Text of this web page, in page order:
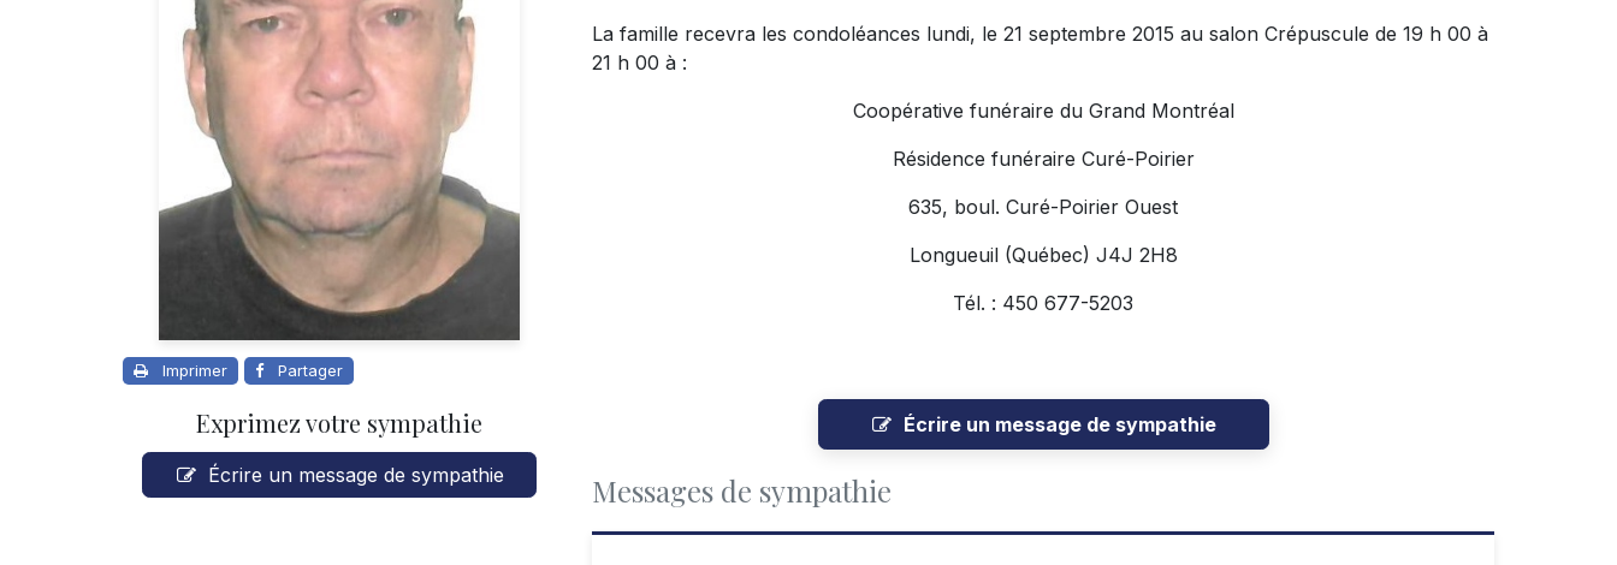
Imprimer Partager
Exprimez votre sympathie
Écrire un message de sympathie
La famille recevra les condoléances lundi, le 21 septembre 2015 au salon Crépuscule de 19 h 00 à
21 h 00 à :
Coopérative funéraire du Grand Montréal
Résidence funéraire Curé-Poirier
635, boul. Curé-Poirier Ouest
Longueuil (Québec) J4J 2H8
Tél. : 450 677-5203
Écrire un message de sympathie
Messages de sympathie